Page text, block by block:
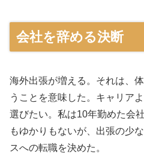
会社を辞める決断
海外出張が増える。それは、
うことを意味した。キャリア
選びたい。私は10年勤めた会
もゆかりもないが、出張の少
スへの転職を決めた。